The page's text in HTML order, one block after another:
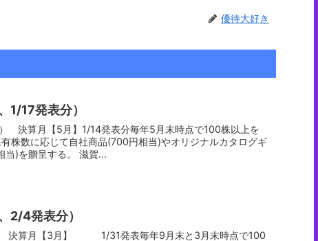
優待大好き
1/17発表分）
株数に応じて自社商品(700円相当)やオリジナルカタログギ
フト(4000円または1万円相当)を贈呈する。 滋賀...
2/4発表分）